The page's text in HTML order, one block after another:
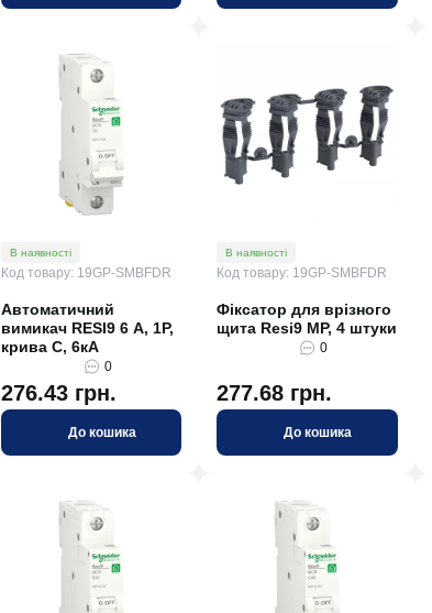
В наявності
Код товару: 19GP-SMBFDR
Автоматичний
вимикач RESI9 6 А, 1P,
крива С, 6кА
0
276.43 грн.
До кошика
В наявності
Код товару: 19GP-SMBFDR
Фіксатор для врізного
щита Resi9 MP, 4 штуки
0
277.68 грн.
До кошика